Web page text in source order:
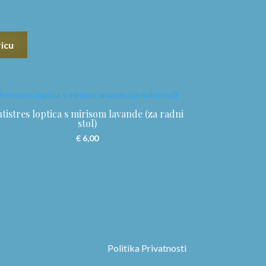
loptica s mirisom lavande (za radni
stol)
€6,00
Politika Privatnosti